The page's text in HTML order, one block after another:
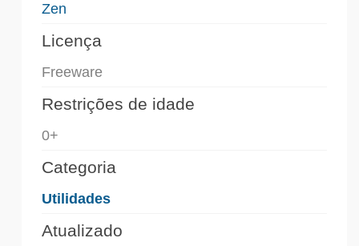
Zen
Licença
Freeware
Restrições de idade
0+
Categoria
Utilidades
Atualizado